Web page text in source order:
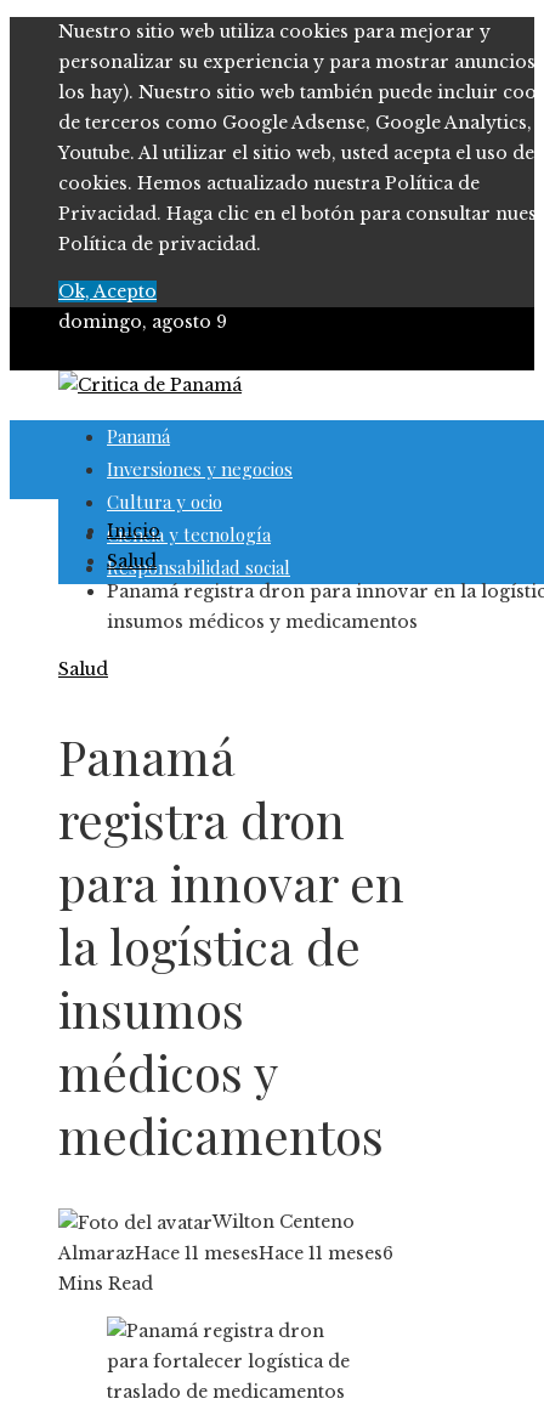
Nuestro sitio web utiliza cookies para mejorar y
personalizar su experiencia y para mostrar anuncios
los hay). Nuestro sitio web también puede incluir
de terceros como Google Adsense, Google Analytics,
Youtube. Al utilizar el sitio web, usted acepta el uso de
cookies. Hemos actualizado nuestra Política de
Privacidad. Haga clic en el botón para consultar
Política de privacidad.
Ok, Acepto
domingo, agosto 9
Panamá
Inversiones y negocios
Cultura y ocio
Ciencia y tecnología
Responsabilidad social
Inicio
Salud
Panamá registra dron para innovar en la
insumos médicos y medicamentos
Salud
Panamá
registra dron
para innovar en
la logística de
insumos
médicos y
medicamentos
Wilton Centeno
AlmarazHace 11 mesesHace 11 meses6
Mins Read